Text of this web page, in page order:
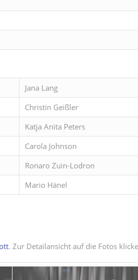
Jana Lang
Christin Geißler
Katja Anita Peters
Carola Johnson
Ronaro Zuin-Lodron
Mario Hänel
. Zur Detailansicht auf die Fotos